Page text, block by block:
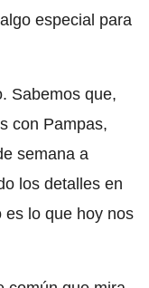
especial para
Sabemos que,
con Pampas,
semana a
los detalles en
es lo que hoy nos